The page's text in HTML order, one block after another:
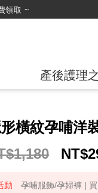
領取 ~
產後護理
橫紋孕哺洋
NT$
孕哺服飾/孕婦褲 |